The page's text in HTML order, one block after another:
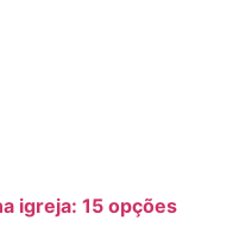
igreja: 15 opções